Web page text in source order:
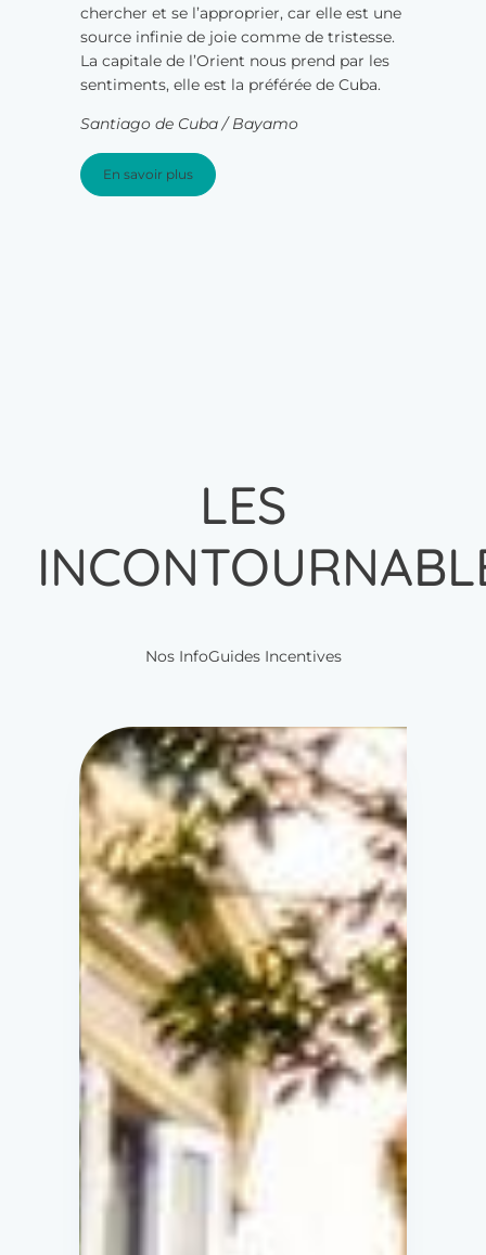
chercher et se l’approprier, car elle est une
source infinie de joie comme de tristesse.
La capitale de l’Orient nous prend par les
sentiments, elle est la préférée de Cuba.
Santiago de Cuba / Bayamo
En savoir plus
LES
Nos InfoGuides Incentives